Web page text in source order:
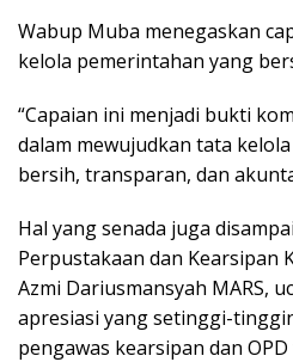
Wabup Muba menegaskan
kelola pemerintahan yang
“Capaian ini menjadi bukti
dalam mewujudkan tata
bersih, transparan, dan
Hal yang senada juga
Perpustakaan dan Kearsipan
Azmi Dariusmansyah MARS,
apresiasi yang setinggi-
pengawas kearsipan dan